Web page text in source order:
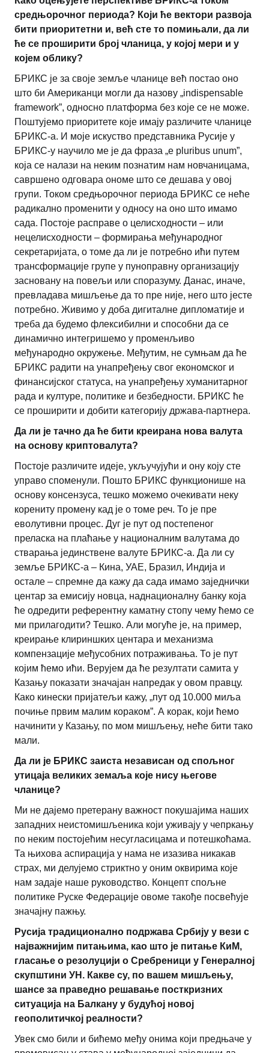
средњорочног периода? Који ће вектори развоја
бити приоритетни и, већ сте то помињали, да ли
ће се проширити број чланица, у којој мери и у
којем облику?
БРИКС је за своје земље чланице већ постао оно
што би Американци могли да назову „indispensable
framework”, односно платформа без које се не може.
Поштујемо приоритете које имају различите чланице
БРИКС-а. И моје искуство представника Русије у
БРИКС-у научило ме је да фраза „e pluribus unum”,
која се налази на неким познатим нам новчаницама,
савршено одговара ономе што се дешава у овој
групи. Током средњорочног периода БРИКС се неће
радикално променити у односу на оно што имамо
сада. Постоје расправе о целисходности – или
нецелисходности – формирања међународног
секретаријата, о томе да ли је потребно ићи путем
трансформације групе у пуноправну организацију
засновану на повељи или споразуму. Данас, иначе,
превладава мишљење да то пре није, него што јесте
потребно. Живимо у доба дигиталне дипломатије и
треба да будемо флексибилни и способни да се
динамично интегришемо у променљиво
међународно окружење. Међутим, не сумњам да ће
БРИКС радити на унапређењу свог економског и
финансијског статуса, на унапређењу хуманитарног
рада и културе, политике и безбедности. БРИКС ће
се проширити и добити категорију држава-партнера.
Да ли је тачно да ће бити креирана нова валута
на основу криптовалута?
Постоје различите идеје, укључујући и ону коју сте
управо споменули. Пошто БРИКС функционише на
основу консензуса, тешко можемо очекивати неку
корениту промену кад је о томе реч. То је пре
еволутивни процес. Дуг је пут од постепеног
преласка на плаћање у националним валутама до
стварања јединствене валуте БРИКС-а. Да ли су
земље БРИКС-а – Кина, УАЕ, Бразил, Индија и
остале – спремне да кажу да сада имамо заједнички
центар за емисију новца, наднационалну банку која
ће одредити референтну каматну стопу чему ћемо се
ми прилагодити? Тешко. Али могуће је, на пример,
креирање клириншких центара и механизма
компензације међусобних потраживања. То је пут
којим ћемо ићи. Верујем да ће резултати самита у
Казању показати значајан напредак у овом правцу.
Како кинески пријатељи кажу, „пут од 10.000 миља
почиње првим малим кораком”. А корак, који ћемо
начинити у Казању, по мом мишљењу, неће бити тако
мали.
Да ли је БРИКС заиста независан од спољног
утицаја великих земаља које нису његове
чланице?
Ми не дајемо претерану важност покушајима наших
западних неистомишљеника који уживају у чепркању
по неким постојећим несугласицама и потешкоћама.
Та њихова аспирација у нама не изазива никакав
страх, ми делујемо стриктно у оним оквирима које
нам задаје наше руководство. Концепт спољне
политике Руске Федерације овоме такође посвећује
значајну пажњу.
Русија традиционално подржава Србију у вези с
најважнијим питањима, као што је питање КиМ,
гласање о резолуцији о Сребреници у Генералној
скупштини УН. Какве су, по вашем мишљењу,
шансе за праведно решавање посткризних
ситуација на Балкану у будућој новој
геополитичкој реалности?
Увек смо били и бићемо међу онима који предњаче у